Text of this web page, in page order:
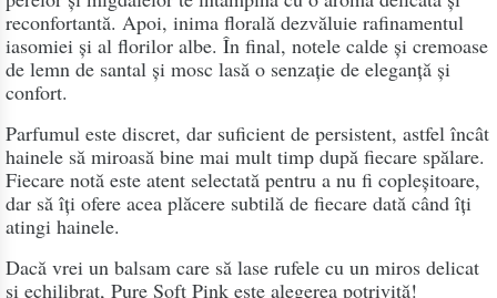
reconfortantă. Apoi, inima florală dezvăluie rafinamentul
iasomiei și al florilor albe. În final, notele calde și cremoase
de lemn de santal și mosc lasă o senzație de eleganță și
confort.
Parfumul este discret, dar suficient de persistent, astfel încât
hainele să miroasă bine mai mult timp după fiecare spălare.
Fiecare notă este atent selectată pentru a nu fi copleșitoare,
dar să îți ofere acea plăcere subtilă de fiecare dată când îți
atingi hainele.
Dacă vrei un balsam care să lase rufele cu un miros delicat
și echilibrat, Pure Soft Pink este alegerea potrivită!